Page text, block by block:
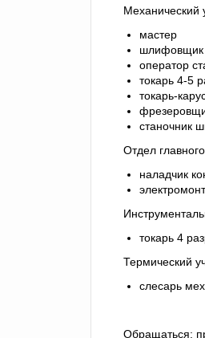
Механический
мастер
шлифовщик
оператор
токарь 4-5
токарь-
станочник
Отдел
наладчик
токарь 4
Термический
слесарь
Обращаться: